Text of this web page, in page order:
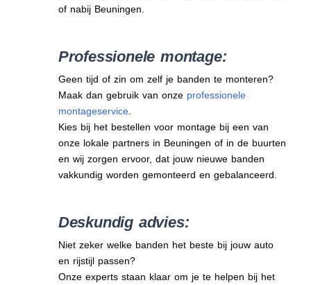
of nabij Beuningen.
Professionele montage:
Geen tijd of zin om zelf je banden te monteren?
Maak dan gebruik van onze professionele
montageservice.
Kies bij het bestellen voor montage bij een van
onze lokale partners in Beuningen of in de buurten
en wij zorgen ervoor, dat jouw nieuwe banden
vakkundig worden gemonteerd en gebalanceerd.
Deskundig advies:
Niet zeker welke banden het beste bij jouw auto
en rijstijl passen?
Onze experts staan klaar om je te helpen bij het